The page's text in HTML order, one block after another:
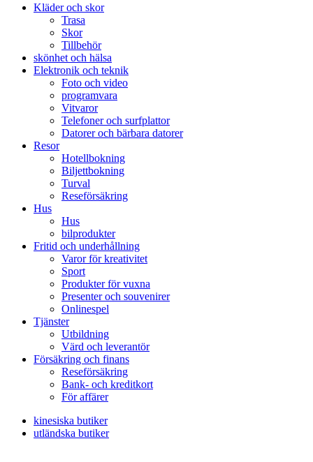
Kläder och skor
Trasa
Skor
Tillbehör
skönhet och hälsa
Elektronik och teknik
Foto och video
programvara
Vitvaror
Telefoner och surfplattor
Datorer och bärbara datorer
Resor
Hotellbokning
Biljettbokning
Turval
Reseförsäkring
Hus
Hus
bilprodukter
Fritid och underhållning
Varor för kreativitet
Sport
Produkter för vuxna
Presenter och souvenirer
Onlinespel
Tjänster
Utbildning
Värd och leverantör
Försäkring och finans
Reseförsäkring
Bank- och kreditkort
För affärer
kinesiska butiker
utländska butiker